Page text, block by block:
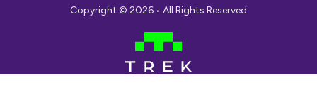
Copyright © 2026 • All Rights Reserved